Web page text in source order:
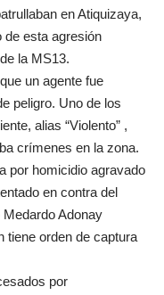
en Atiquizaya,
de esta agresión
la MS13.
un agente fue
peligro. Uno de los
alias “Violento” ,
crímenes en la zona.
por homicidio agravado
en contra del
Adonay
tiene orden de captura
por